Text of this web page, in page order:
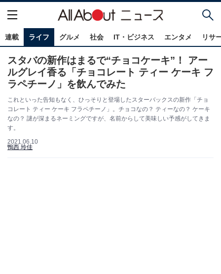
連載 ライフ グルメ 社会 IT・ビジネス エンタメ リサ
スタバの新作はまるで“チョコケーキ”！ アー
ルグレイ香る「チョコレート ティー ケーキ フ
ラペチーノ」を飲んでみた
これといった告知もなく、ひっそりと登場したスターバックスの新作「チョ
コレート ティー ケーキ フラペチーノ」。チョコなの？ ティーなの？ ケーキ
なの？ 謎が深まるネーミングですが、名前からして美味しい予感がしてきま
す。
2021.06.10
鴨西 玲佳